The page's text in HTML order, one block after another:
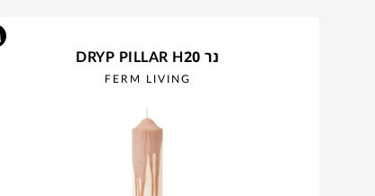
נר DRYP PILLAR H20
FERM LIVING